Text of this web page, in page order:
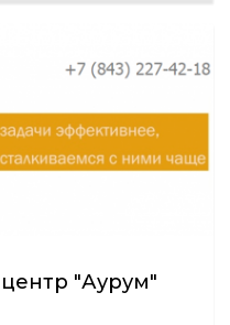
"Аурум"